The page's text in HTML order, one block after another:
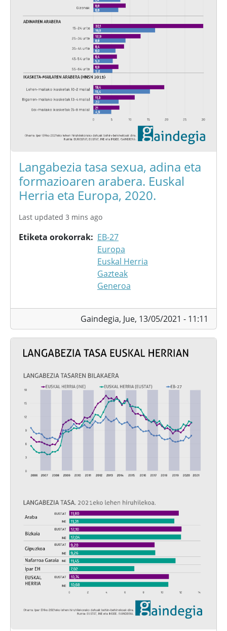
Langabezia tasa sexua, adina eta
formazioaren arabera. Euskal
Herria eta Europa, 2020.
Last updated 3 mins ago
Etiketa orokorrak
EB-27
Europa
Euskal Herria
Gazteak
Generoa
Gaindegia, Jue, 13/05/2021 - 11:11